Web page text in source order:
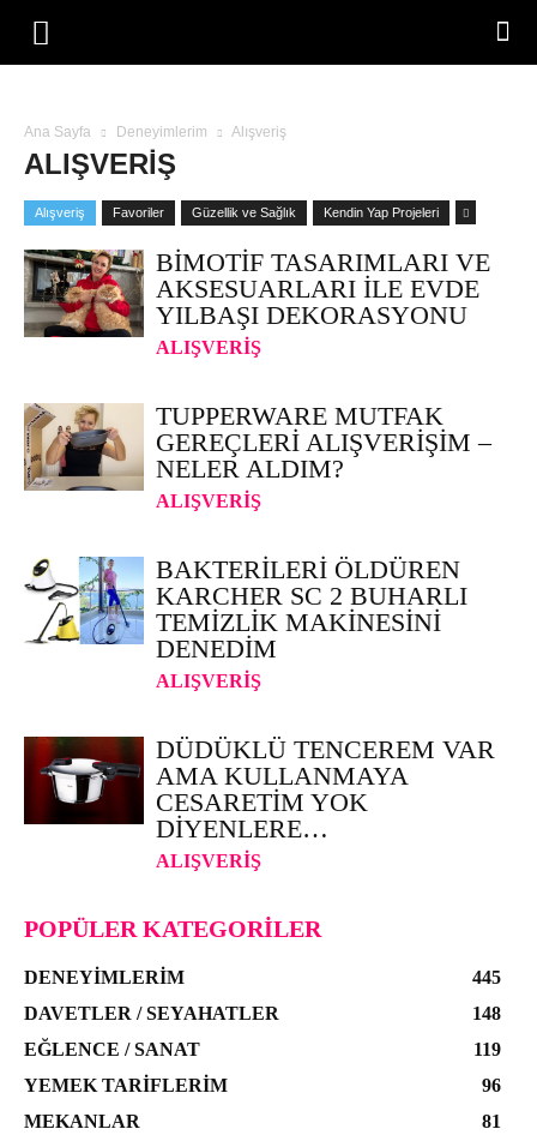
Ana Sayfa Deneyimlerim Alışveriş
ALIŞVERIŞ
Alışveriş Favoriler Güzellik ve Sağlık Kendin Yap Projeleri
BIMOTIF TASARIMLARI VE
AKSESUARLARI ILE EVDE
YILBAŞI DEKORASYONU
ALIŞVERIŞ
TUPPERWARE MUTFAK
GEREÇLERI ALIŞVERIŞIM –
NELER ALDIM?
ALIŞVERIŞ
BAKTERILERI ÖLDÜREN
KARCHER SC 2 BUHARLI
TEMIZLIK MAKINESINI
DENEDIM
ALIŞVERIŞ
DÜDÜKLÜ TENCEREM VAR
AMA KULLANMAYA
CESARETIM YOK
DIYENLERE…
ALIŞVERIŞ
POPÜLER KATEGORILER
DENEYIMLERIM
445
DAVETLER / SEYAHATLER
148
EĞLENCE / SANAT
119
YEMEK TARIFLERIM
96
MEKANLAR
81